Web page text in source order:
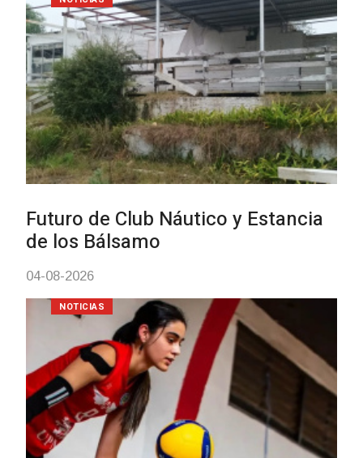
Turismo accesible para
mayores